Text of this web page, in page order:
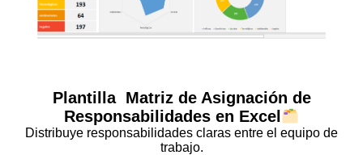
Plantilla Matriz de Asignación de
Responsabilidades en Excel
Distribuye responsabilidades claras entre el equipo de
trabajo.